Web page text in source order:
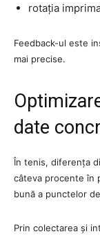
rotația
Feedback-ul este
mai precise.
date
În tenis, diferența
câteva procente în
bună a punctelor
Prin colectarea și